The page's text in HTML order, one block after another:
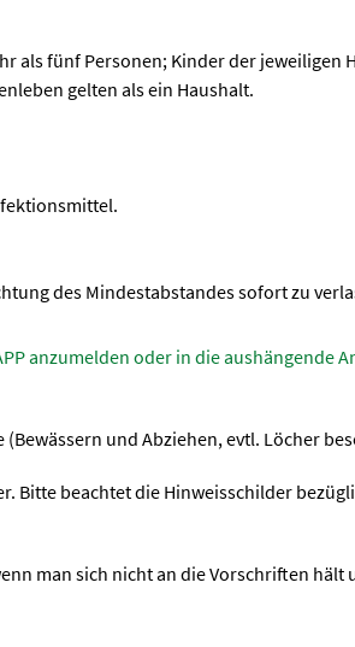
als fünf Personen; Kinder der jeweiligen
gelten als ein Haushalt.
des Mindestabstandes sofort zu
anzumelden oder in die aushängende
und Abziehen, evtl. Löcher
Bitte beachtet die Hinweisschilder
man sich nicht an die Vorschriften